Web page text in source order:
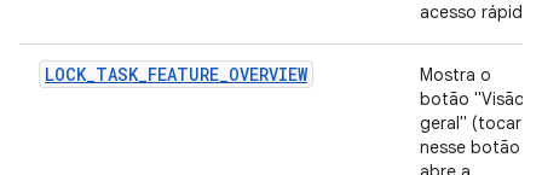
acesso rápido.
LOCK_TASK_FEATURE_OVERVIEW
Mostra o
botão "Visão
geral" (tocar
nesse botão